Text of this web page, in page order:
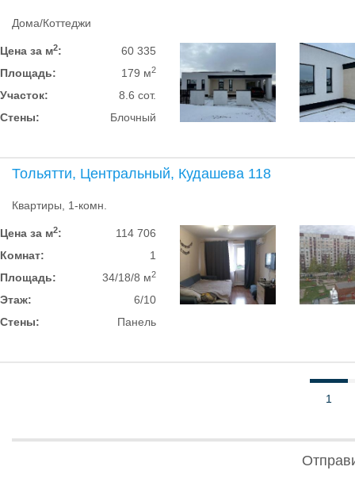
Дома/Коттеджи
Цена за м2:
60 335
Площадь:
179 м2
Участок:
8.6 сот.
Стены:
Блочный
Тольятти, Центральный, Кудашева 118
Квартиры, 1-комн.
Цена за м2:
114 706
Комнат:
1
Площадь:
34/18/8 м2
Этаж:
6/10
Стены:
Панель
1